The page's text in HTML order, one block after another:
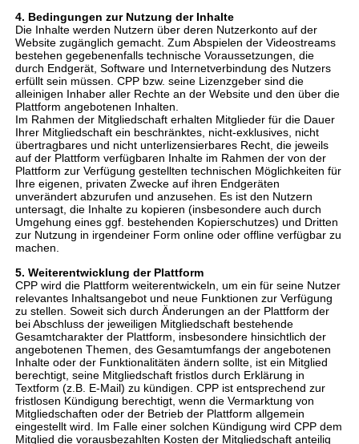
4. Bedingungen zur Nutzung der Inhalte
Die Inhalte werden Nutzern über deren Nutzerkonto auf der
Website zugänglich gemacht. Zum Abspielen der Videostreams
bestehen gegebenenfalls technische Voraussetzungen, die
durch Endgerät, Software und Internetverbindung des Nutzers
erfüllt sein müssen. CPP bzw. seine Lizenzgeber sind die
alleinigen Inhaber aller Rechte an der Website und den über die
Plattform angebotenen Inhalten.
Im Rahmen der Mitgliedschaft erhalten Mitglieder für die Dauer
Ihrer Mitgliedschaft ein beschränktes, nicht-exklusives, nicht
übertragbares und nicht unterlizensierbares Recht, die jeweils
auf der Plattform verfügbaren Inhalte im Rahmen der von der
Plattform zur Verfügung gestellten technischen Möglichkeiten für
Ihre eigenen, privaten Zwecke auf ihren Endgeräten
unverändert abzurufen und anzusehen. Es ist den Nutzern
untersagt, die Inhalte zu kopieren (insbesondere auch durch
Umgehung eines ggf. bestehenden Kopierschutzes) und Dritten
zur Nutzung in irgendeiner Form online oder offline verfügbar zu
machen.
5. Weiterentwicklung der Plattform
CPP wird die Plattform weiterentwickeln, um ein für seine Nutzer
relevantes Inhaltsangebot und neue Funktionen zur Verfügung
zu stellen. Soweit sich durch Änderungen an der Plattform der
bei Abschluss der jeweiligen Mitgliedschaft bestehende
Gesamtcharakter der Plattform, insbesondere hinsichtlich der
angebotenen Themen, des Gesamtumfangs der angebotenen
Inhalte oder der Funktionalitäten ändern sollte, ist ein Mitglied
berechtigt, seine Mitgliedschaft fristlos durch Erklärung in
Textform (z.B. E-Mail) zu kündigen. CPP ist entsprechend zur
fristlosen Kündigung berechtigt, wenn die Vermarktung von
Mitgliedschaften oder der Betrieb der Plattform allgemein
eingestellt wird. Im Falle einer solchen Kündigung wird CPP dem
Mitglied die vorausbezahlten Kosten der Mitgliedschaft anteilig